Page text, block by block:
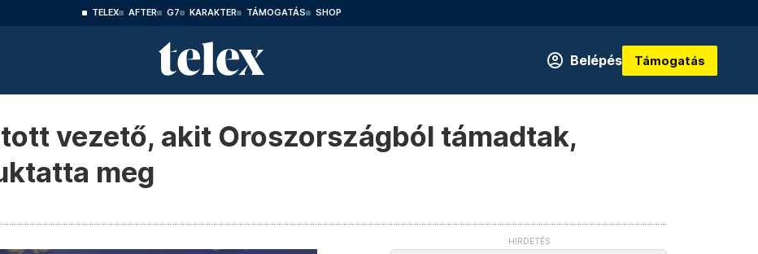
TELEX AFTER G7 KARAKTER TÁMOGATÁS SHOP
Belépés Támogatás
vezető, akit Oroszországból támadtak,
meg